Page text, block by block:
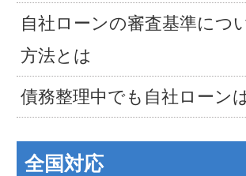
自社ローンの審査基準につ
方法とは
債務整理中でも自社ローン
全国対応